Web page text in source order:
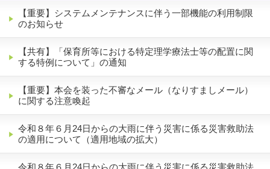
【重要】システムメンテナンスに伴う一部機能の利用制限
のお知らせ
【共有】「保育所等における特定理学療法士等の配置に関
する特例について」の通知
【重要】本会を装った不審なメール（なりすましメール）
に関する注意喚起
令和８年６月24日からの大雨に伴う災害に係る災害救助法
の適用について（適用地域の拡大）
令和８年６月24日からの大雨に伴う災害に係る災害救助法